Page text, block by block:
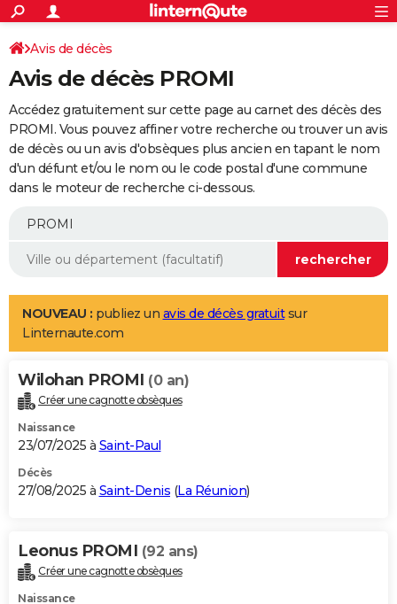
ACTUALITÉS
Politique
Société
Faits Divers
Education
Monde
Villes
+
SPORT
Coupe du monde 2026
Football
Tennis
Cyclisme
Rugby
Forum
Programme TV
TNT
Streaming
Cinéma
Sorties cinéma
Musique
+
FINANCE
Retraite
Impôts
Epargne
Immobilier
Risques naturels par ville
Banque
Assurance
Crédit
AUTO
Essais
Réserver un essai
Citadines
Berlines
SUV
Forum auto
+
Mobiles
Meilleur smartphone
Internet
Ordinateurs
Jeux vidéo
Guide high-tech
Aménagement intérieur
LIFESTYLE
Art de vivre
Bien-être
Loisirs
Mode
Modes de vie
Alimentation
Guide de la santé
Maladies
Médicaments
Sommeil
VOYAGE
Destinations
City break
Voyage nature
Voyage de noces
Forum
Climat
+PHOTO
GUIDES D'ACHAT
BONS PLANS
Carte de Noël
Carte Bonne année
Carte Saint-Valentin
Carte Pâques
Carte d'anniversaire
DICTIONNAIRE
Dictionnaire
Biographies
Citations
Expressions
Proverbes
PROGRAMME TV
Avis de décès
Avis de décès PROMI
Accédez gratuitement sur cette page au carnet des décès des
PROMI. Vous pouvez affiner votre recherche ou trouver un avis
de décès ou un avis d'obsèques plus ancien en tapant le nom
d'un défunt et/ou le nom ou le code postal d'une commune
dans le moteur de recherche ci-dessous.
NOUVEAU : publiez un avis de décès gratuitsur
Linternaute.com
Wilohan PROMI (0 an)
Créer une cagnotte obsèques
Naissance
23/07/2025 à Saint-Paul
Décès
27/08/2025 à Saint-Denis (La Réunion)
Leonus PROMI (92 ans)
Créer une cagnotte obsèques
Naissance